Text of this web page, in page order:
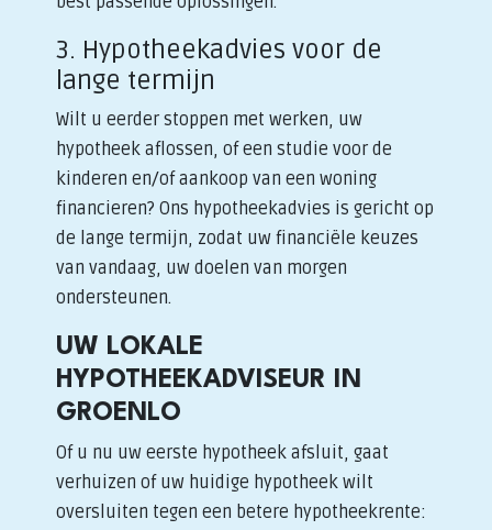
3. Hypotheekadvies voor de
lange termijn
Wilt u eerder stoppen met werken, uw
hypotheek aflossen, of een studie voor de
kinderen en/of aankoop van een woning
financieren? Ons hypotheekadvies is gericht op
de lange termijn, zodat uw financiële keuzes
van vandaag, uw doelen van morgen
ondersteunen.
UW LOKALE
HYPOTHEEKADVISEUR IN
GROENLO
Of u nu uw eerste hypotheek afsluit, gaat
verhuizen of uw huidige hypotheek wilt
oversluiten tegen een betere hypotheekrente: